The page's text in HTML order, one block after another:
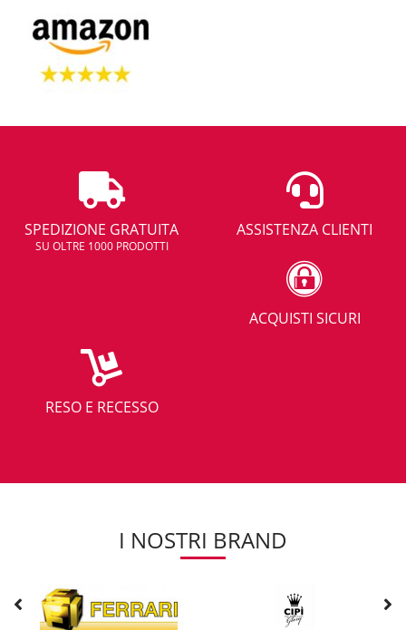
SPEDIZIONE GRATUITA
SU OLTRE 1000 PRODOTTI
ASSISTENZA CLIENTI
ACQUISTI SICURI
RESO E RECESSO
I NOSTRI BRAND